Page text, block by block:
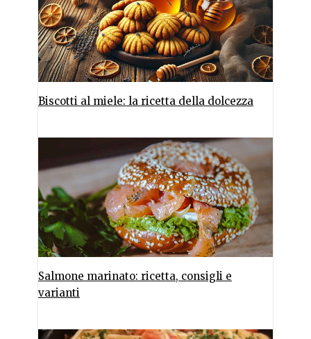
Biscotti al miele: la ricetta della dolcezza
Salmone marinato: ricetta, consigli e
varianti